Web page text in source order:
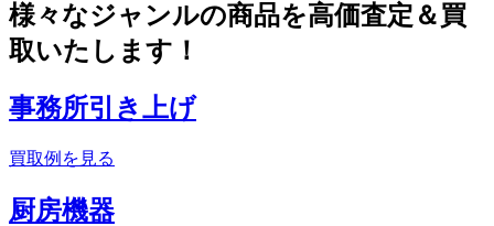
様々なジャンルの商品を高価査定＆買
取いたします！
事務所引き上げ
買取例を見る
厨房機器